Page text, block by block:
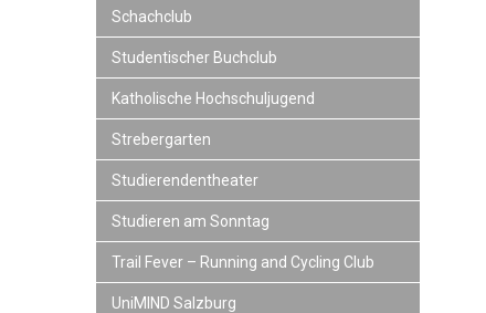
Schachclub
Studentischer Buchclub
Katholische Hochschuljugend
Strebergarten
Studierendentheater
Studieren am Sonntag
Trail Fever – Running and Cycling Club
UniMIND Salzburg